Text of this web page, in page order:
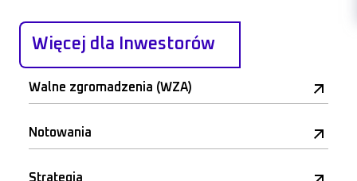
Więcej dla Inwestorów
Walne zgromadzenia (WZA)
Notowania
Strategia